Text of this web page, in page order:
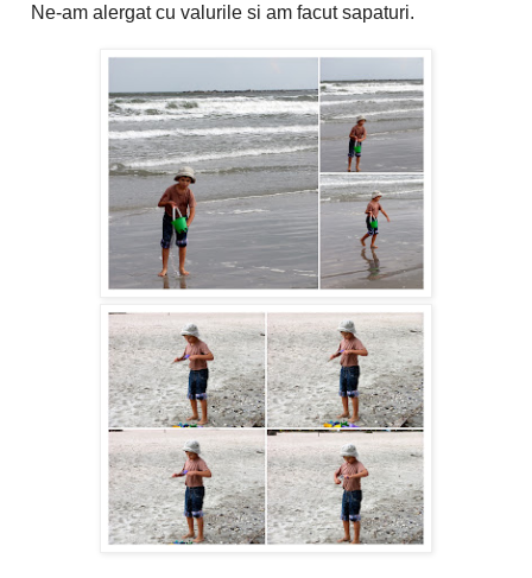
Ne-am alergat cu valurile si am facut sapaturi.